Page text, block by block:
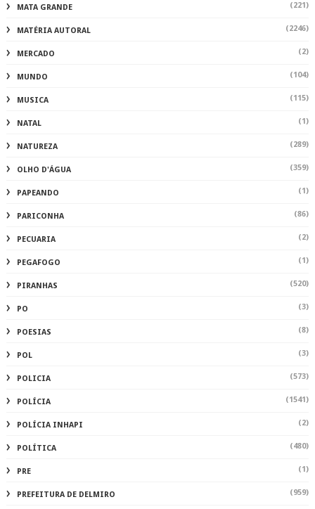
MATA GRANDE (221)
MATÉRIA AUTORAL (2246)
MERCADO (2)
MUNDO (104)
MUSICA (115)
NATAL (1)
NATUREZA (289)
OLHO D'ÁGUA (359)
PAPEANDO (1)
PARICONHA (86)
PECUARIA (2)
PEGAFOGO (1)
PIRANHAS (520)
PO (3)
POESIAS (8)
POL (3)
POLICIA (573)
POLÍCIA (1541)
POLÍCIA INHAPI (2)
POLÍTICA (480)
PRE (1)
PREFEITURA DE DELMIRO (959)